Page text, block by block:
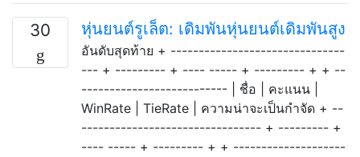
30 หุ่นยนต์รูเล็ต: เดิมพันหุ่นยนต์เดิมพันสูง
อันดับสุดท้าย + -------------------------------
--- + --------- + ---- ----- + --------- + + --
-------------------------- | ชื่อ | คะแนน |
WinRate | TieRate | ความน่าจะเป็นกำจัด + --
-------------------------------- + --------- +
---- ----- + --------- + + --------------------